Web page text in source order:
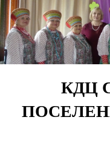
Перейти
к
содержимому
КДЦ